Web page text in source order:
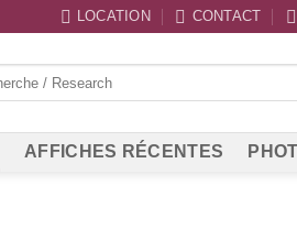
LOCATION CONTACT
AFFICHES RÉCENTES